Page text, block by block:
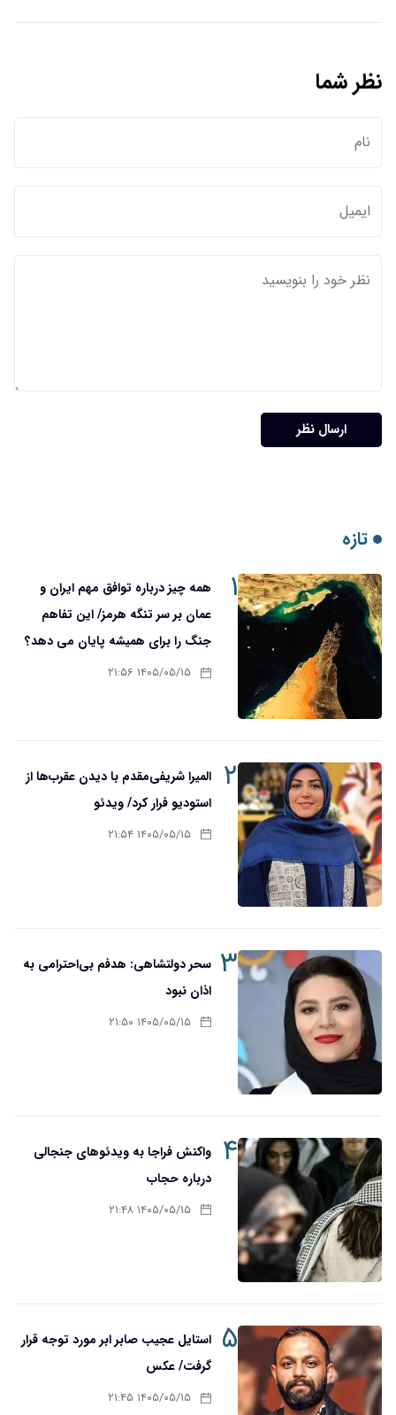
نظر شما
ارسال نظر
تازه
۱
همه چیز درباره توافق مهم ایران و
عمان بر سر تنگه هرمز/ این تفاهم
جنگ را برای همیشه پایان می دهد؟
۱۴۰۵/۰۵/۱۵ ۲۱:۵۶
۲
المیرا شریفی‌مقدم با دیدن عقرب‌ها از
استودیو فرار کرد/ ویدئو
۱۴۰۵/۰۵/۱۵ ۲۱:۵۴
۳ سحر دولتشاهی: هدفم بی‌احترامی به
اذان نبود
۱۴۰۵/۰۵/۱۵ ۲۱:۵۰
۴
واکنش فراجا به ویدئوهای جنجالی
درباره حجاب
۱۴۰۵/۰۵/۱۵ ۲۱:۴۸
۵ استایل عجیب صابر ابر مورد توجه قرار
گرفت/ عکس
۱۴۰۵/۰۵/۱۵ ۲۱:۴۵